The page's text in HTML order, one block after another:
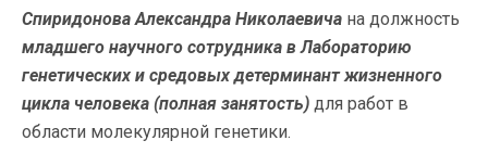
Спиридонова Александра Николаевича на должность
младшего научного сотрудника в Лабораторию
генетических и средовых детерминант жизненного
цикла человека (полная занятость) для работ в
области молекулярной генетики.